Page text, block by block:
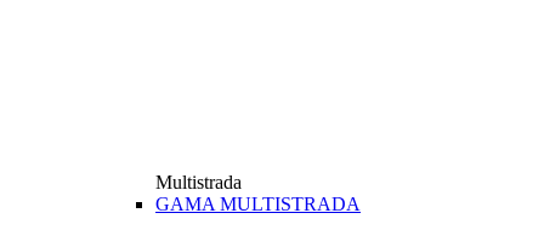
Multistrada
GAMA MULTISTRADA